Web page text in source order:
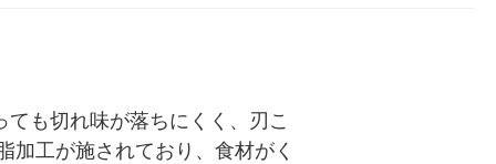
も切れ味が落ちにくく、刃こ
加工が施されており、食材がく